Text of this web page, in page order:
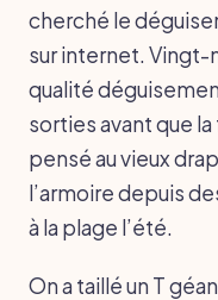
cherché le
sur internet. Vingt-
qualité
sorties avant que
pensé au vieux
l’armoire depuis
à la plage l’été.
On a taillé un T